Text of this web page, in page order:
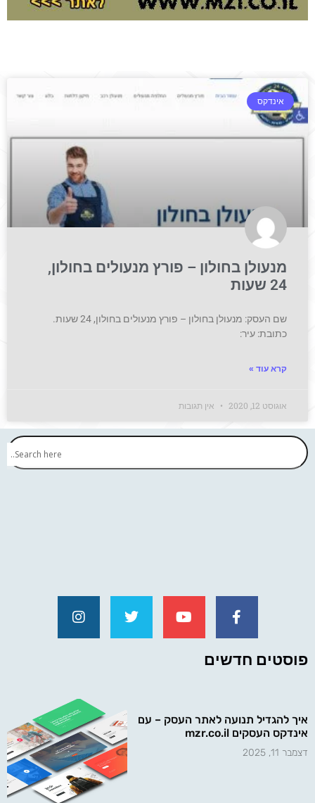
אינדקס
מנעולן בחולון – פורץ מנעולים בחולון,
24 שעות
שם העסק: מנעולן בחולון – פורץ מנעולים בחולון, 24 שעות.
כתובת: עיר:
קרא עוד »
אוגוסט 12, 2020 אין תגובות
פוסטים חדשים
איך להגדיל תנועה לאתר העסק – עם
אינדקס העסקים mzr.co.il
דצמבר 11, 2025